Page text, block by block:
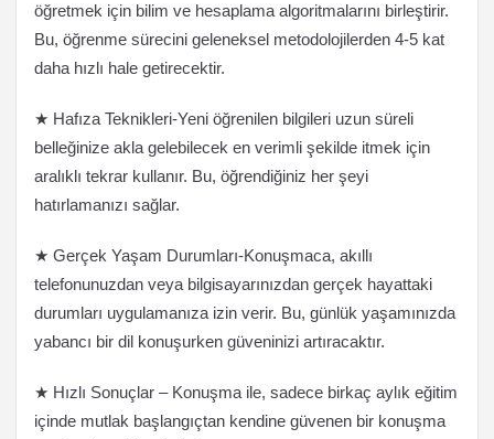
öğretmek için bilim ve hesaplama algoritmalarını birleştirir.
Bu, öğrenme sürecini geleneksel metodolojilerden 4-5 kat
daha hızlı hale getirecektir.
★ Hafıza Teknikleri-Yeni öğrenilen bilgileri uzun süreli
belleğinize akla gelebilecek en verimli şekilde itmek için
aralıklı tekrar kullanır. Bu, öğrendiğiniz her şeyi
hatırlamanızı sağlar.
★ Gerçek Yaşam Durumları-Konuşmaca, akıllı
telefonunuzdan veya bilgisayarınızdan gerçek hayattaki
durumları uygulamanıza izin verir. Bu, günlük yaşamınızda
yabancı bir dil konuşurken güveninizi artıracaktır.
★ Hızlı Sonuçlar – Konuşma ile, sadece birkaç aylık eğitim
içinde mutlak başlangıçtan kendine güvenen bir konuşma